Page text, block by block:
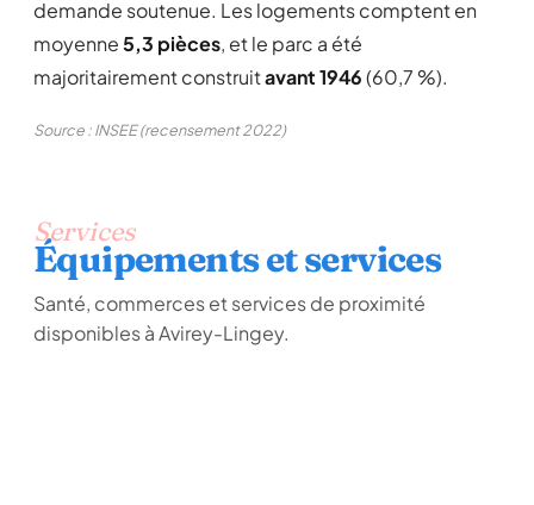
demande soutenue. Les logements comptent en
moyenne5,3 pièces, et le parc a été
majoritairement construitavant 1946(60,7 %).
Source : INSEE (recensement 2022)
Services
Équipements et services
Santé, commerces et services de proximité
disponibles à Avirey-Lingey.